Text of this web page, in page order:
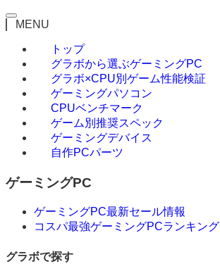
MENU
トップ
グラボから選ぶゲーミングPC
グラボ×CPU別ゲーム性能検証
ゲーミングパソコン
CPUベンチマーク
ゲーム別推奨スペック
ゲーミングデバイス
自作PCパーツ
ゲーミングPC
ゲーミングPC最新セール情報
コスパ最強ゲーミングPCランキング
グラボで探す